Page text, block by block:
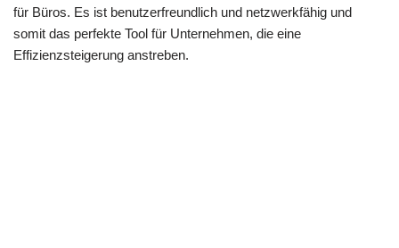
für Büros. Es ist benutzerfreundlich und netzwerkfähig und
somit das perfekte Tool für Unternehmen, die eine
Effizienzsteigerung anstreben.